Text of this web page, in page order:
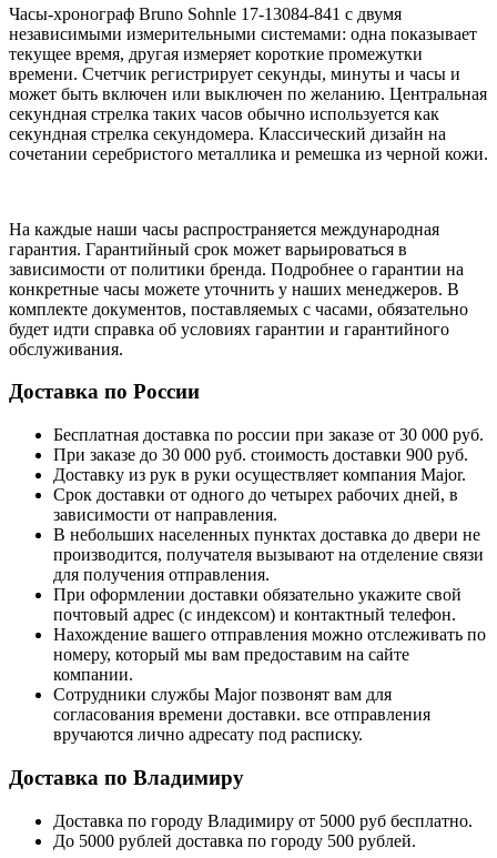
Часы-хронограф Bruno Sohnle 17-13084-841 с двумя
независимыми измерительными системами: одна показывает
текущее время, другая измеряет короткие промежутки
времени. Счетчик регистрирует секунды, минуты и часы и
может быть включен или выключен по желанию. Центральная
секундная стрелка таких часов обычно используется как
секундная стрелка секундомера. Классический дизайн на
сочетании серебристого металлика и ремешка из черной кожи.
На каждые наши часы распространяется международная
гарантия. Гарантийный срок может варьироваться в
зависимости от политики бренда. Подробнее о гарантии на
конкретные часы можете уточнить у наших менеджеров. В
комплекте документов, поставляемых с часами, обязательно
будет идти справка об условиях гарантии и гарантийного
обслуживания.
Доставка по России
Бесплатная доставка по россии при заказе от 30 000 руб.
При заказе до 30 000 руб. стоимость доставки 900 руб.
Доставку из рук в руки осуществляет компания Major.
Срок доставки от одного до четырех рабочих дней, в
зависимости от направления.
В небольших населенных пунктах доставка до двери не
производится, получателя вызывают на отделение связи
для получения отправления.
При оформлении доставки обязательно укажите свой
почтовый адрес (с индексом) и контактный телефон.
Нахождение вашего отправления можно отслеживать по
номеру, который мы вам предоставим на сайте
компании.
Сотрудники службы Major позвонят вам для
согласования времени доставки. все отправления
вручаются лично адресату под расписку.
Доставка по Владимиру
Доставка по городу Владимиру от 5000 руб бесплатно.
До 5000 рублей доставка по городу 500 рублей.